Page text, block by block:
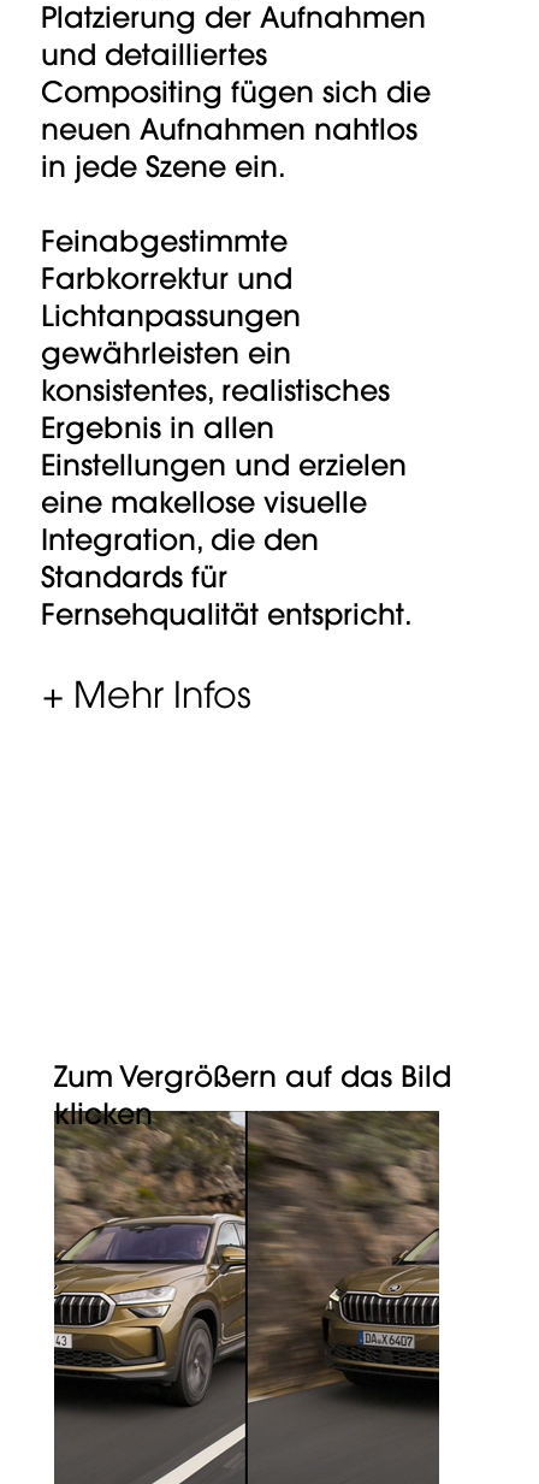
Zum Vergrößern auf das Bild
klicken
Platzierung der Aufnahmen
und detailliertes
Compositing fügen sich die
neuen Aufnahmen nahtlos
in jede Szene ein.
Feinabgestimmte
Farbkorrektur und
Lichtanpassungen
gewährleisten ein
konsistentes, realistisches
Ergebnis in allen
Einstellungen und erzielen
eine makellose visuelle
Integration, die den
Standards für
Fernsehqualität entspricht.
+ Mehr Infos